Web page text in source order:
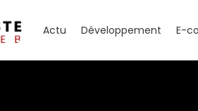
Actu Développement E-